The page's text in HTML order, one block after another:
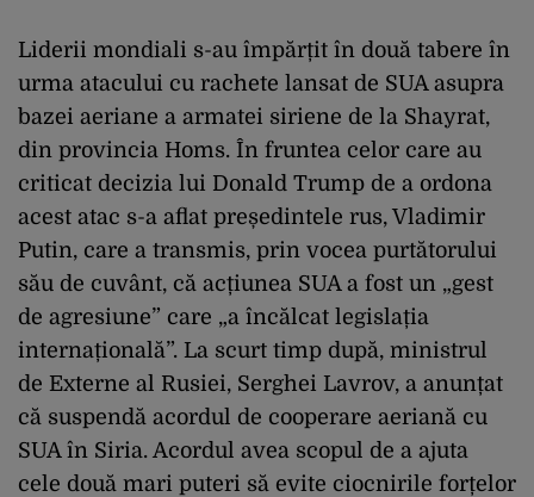
Liderii mondiali s-au împărțit în două tabere în
urma atacului cu rachete lansat de SUA asupra
bazei aeriane a armatei siriene de la Shayrat,
din provincia Homs. În fruntea celor care au
criticat decizia lui Donald Trump de a ordona
acest atac s-a aflat președintele rus, Vladimir
Putin, care a transmis, prin vocea purtătorului
său de cuvânt, că acțiunea SUA a fost un „gest
de agresiune” care „a încălcat legislația
internațională”. La scurt timp după, ministrul
de Externe al Rusiei, Serghei Lavrov, a anunțat
că suspendă acordul de cooperare aeriană cu
SUA în Siria. Acordul avea scopul de a ajuta
cele două mari puteri să evite ciocnirile forțelor